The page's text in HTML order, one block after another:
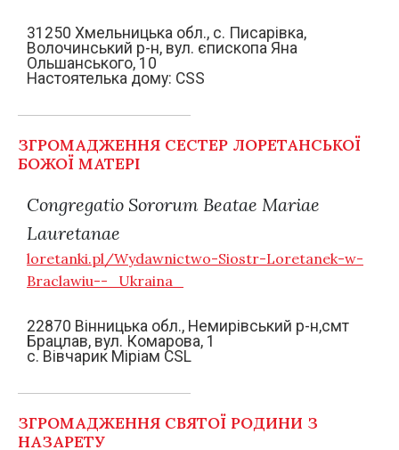
31250 Хмельницька обл., с. Писарівка,
Волочинський р-н, вул. єпископа Яна
Ольшанського, 10
Настоятелька дому: CSS
ЗГРОМАДЖЕННЯ СЕСТЕР ЛОРЕТАНСЬКОЇ
БОЖОЇ МАТЕРІ
Congregatio Sororum Beatae Mariae
Lauretanae
loretanki.pl/Wydawnictwo-Siostr-Loretanek-w-
Braclawiu--_Ukraina_
22870 Вінницька обл., Немирівський р-н,смт
Брацлав, вул. Комарова, 1
с. Вівчарик Міріам CSL
ЗГРОМАДЖЕННЯ СВЯТОЇ РОДИНИ З
НАЗАРЕТУ